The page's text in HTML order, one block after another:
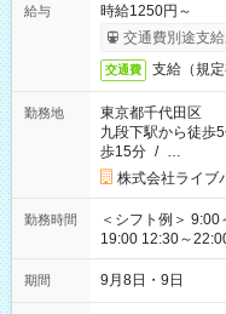
給与
時給1250円～
交通費別途支給
交通費 支給（規定
勤務地
東京都千代田区
九段下駅から徒歩
歩15分 / …
株式会社ライブ
勤務時間
＜シフト例＞
19:00 12:30～22:00 上記の時間から好きな時間を選べます
時間は変更となる
期間 9月8日・9日